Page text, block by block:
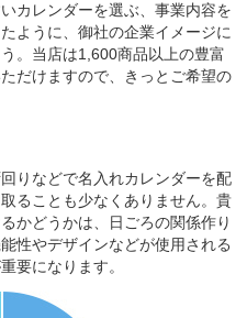
カレンダーを選ぶ、事業内容を
ように、御社の企業イメージに
。当店は1,600商品以上の豊富
だけますので、きっとご希望の
りなどで名入れカレンダーを配
ることも少なくありません。貴
かどうかは、日ごろの関係作り
性やデザインなどが使用される
要になります。